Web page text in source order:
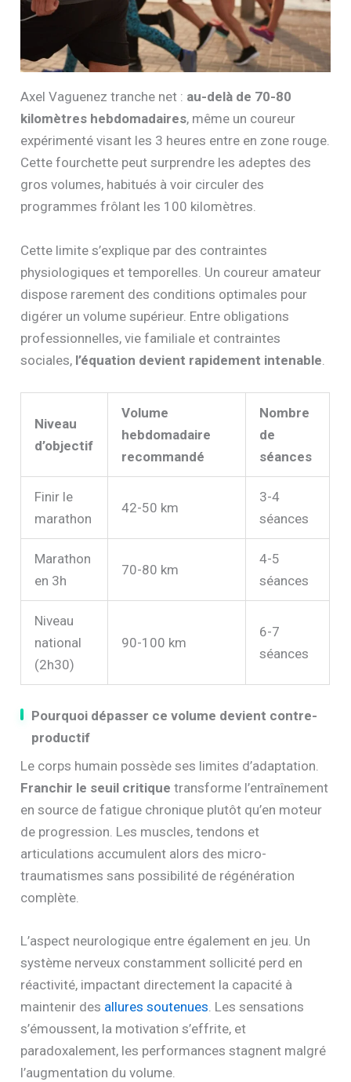
Axel Vaguenez tranche net : au-delà de 70-80
kilomètres hebdomadaires, même un coureur
expérimenté visant les 3 heures entre en zone rouge.
Cette fourchette peut surprendre les adeptes des
gros volumes, habitués à voir circuler des
programmes frôlant les 100 kilomètres.
Cette limite s’explique par des contraintes
physiologiques et temporelles. Un coureur amateur
dispose rarement des conditions optimales pour
digérer un volume supérieur. Entre obligations
professionnelles, vie familiale et contraintes
sociales, l’équation devient rapidement intenable
Niveau
d’objectif
Volume
hebdomadaire
recommandé
Nombre
de
séances
Finir le
marathon
42-50 km
3-4
séances
Marathon
en 3h
70-80 km
4-5
séances
Niveau
national
(2h30)
90-100 km
6-7
séances
Pourquoi dépasser ce volume devient contre-
productif
Le corps humain possède ses limites d’adaptation.
Franchir le seuil critique transforme l’entraînement
en source de fatigue chronique plutôt qu’en moteur
de progression. Les muscles, tendons et
articulations accumulent alors des micro-
traumatismes sans possibilité de régénération
complète.
L’aspect neurologique entre également en jeu. Un
système nerveux constamment sollicité perd en
réactivité, impactant directement la capacité à
maintenir des allures soutenues. Les sensations
s’émoussent, la motivation s’effrite, et
paradoxalement, les performances stagnent malgré
l’augmentation du volume.